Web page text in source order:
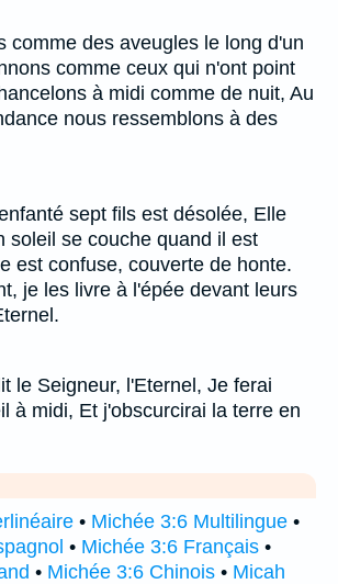
comme des aveugles le long d'un
comme ceux qui n'ont point
à midi comme de nuit, Au
nous ressemblons à des
sept fils est désolée, Elle
soleil se couche quand il est
est confuse, couverte de honte.
je les livre à l'épée devant leurs
le Seigneur, l'Eternel, Je ferai
à midi, Et j'obscurcirai la terre en
• Michée 3:6 Multilingue •
• Michée 3:6 Français •
• Michée 3:6 Chinois • Micah